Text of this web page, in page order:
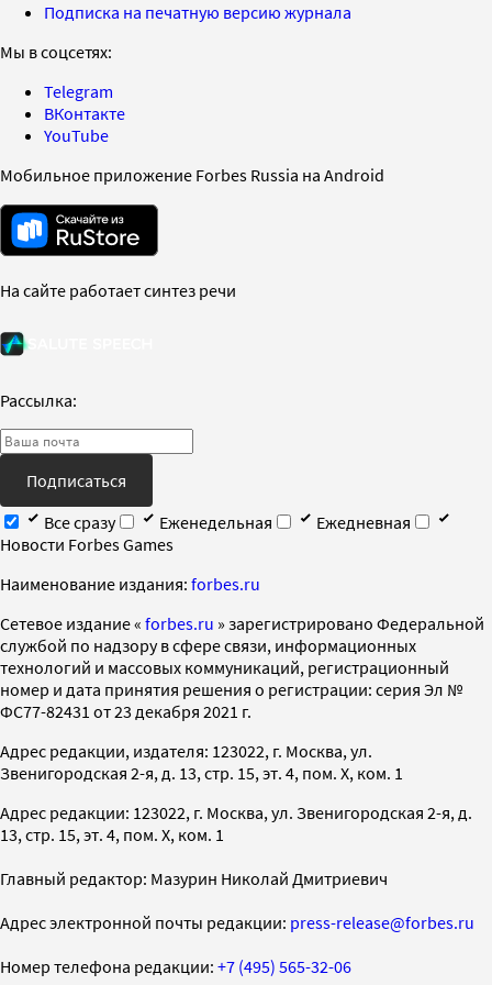
Подписка на печатную версию журнала
Мы в соцсетях:
Telegram
ВКонтакте
YouTube
Мобильное приложение Forbes Russia на Android
На сайте работает синтез речи
Рассылка:
Подписаться
Все сразу
Еженедельная
Ежедневная
Новости Forbes Games
Наименование издания: forbes.ru
Cетевое издание « forbes.ru » зарегистрировано Федеральной
службой по надзору в сфере связи, информационных
технологий и массовых коммуникаций, регистрационный
номер и дата принятия решения о регистрации: серия Эл №
ФС77-82431 от 23 декабря 2021 г.
Адрес редакции, издателя: 123022, г. Москва, ул.
Звенигородская 2-я, д. 13, стр. 15, эт. 4, пом. X, ком. 1
Адрес редакции: 123022, г. Москва, ул. Звенигородская 2-я, д.
13, стр. 15, эт. 4, пом. X, ком. 1
Главный редактор: Мазурин Николай Дмитриевич
Адрес электронной почты редакции: press-release@forbes.ru
Номер телефона редакции: +7 (495) 565-32-06